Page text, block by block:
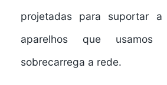
projetadas para suportar
aparelhos que
sobrecarrega a rede.